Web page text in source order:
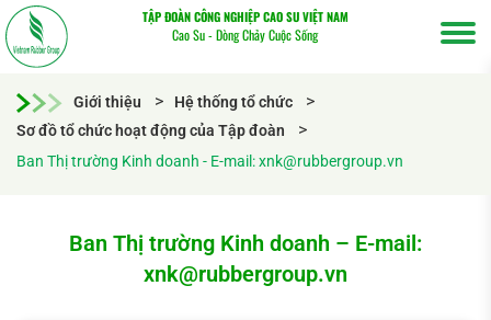
TẬP ĐOÀN CÔNG NGHIỆP CAO SU VIỆT NAM
Cao Su - Dòng Chảy Cuộc Sống
Giới thiệu
Hệ thống tổ chức
Sơ đồ tổ chức hoạt động của Tập đoàn
Ban Thị trường Kinh doanh - E-mail: xnk@rubbergroup.vn
Ban Thị trường Kinh doanh – E-mail:
xnk@rubbergroup.vn
kiếm...